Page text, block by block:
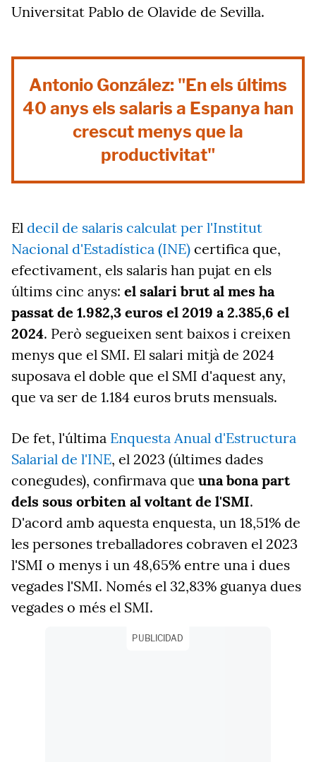
Universitat Pablo de Olavide de Sevilla.
Antonio González: "En els últims
40 anys els salaris a Espanya han
crescut menys que la
productivitat"
El decil de salaris calculat per l'Institut
Nacional d'Estadística (INE) certifica que,
efectivament, els salaris han pujat en els
últims cinc anys: el salari brut al mes ha
passat de 1.982,3 euros el 2019 a 2.385,6 el
2024. Però segueixen sent baixos i creixen
menys que el SMI. El salari mitjà de 2024
suposava el doble que el SMI d'aquest any,
que va ser de 1.184 euros bruts mensuals.
De fet, l'última Enquesta Anual d'Estructura
Salarial de l'INE, el 2023 (últimes dades
conegudes), confirmava que una bona part
dels sous orbiten al voltant de l'SMI.
D'acord amb aquesta enquesta, un 18,51% de
les persones treballadores cobraven el 2023
l'SMI o menys i un 48,65% entre una i dues
vegades l'SMI. Només el 32,83% guanya dues
vegades o més el SMI.
PUBLICIDAD